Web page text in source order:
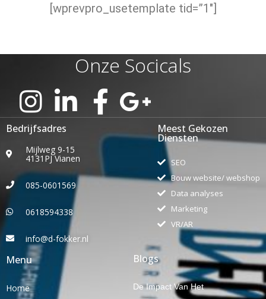
[wprevpro_usetemplate tid=”1″]
Onze Socicals
Bedrijfsadres
Mijlweg 9-15
4131PJ Vianen
085-0601569
0618594338
info@d-fokker.nl
Meest Gekozen
Diensten
SEO
Bouw website/ webshop
Data analyses
Marketing
VR/AR
Menu
Home
Blogs
De Impact Van Het